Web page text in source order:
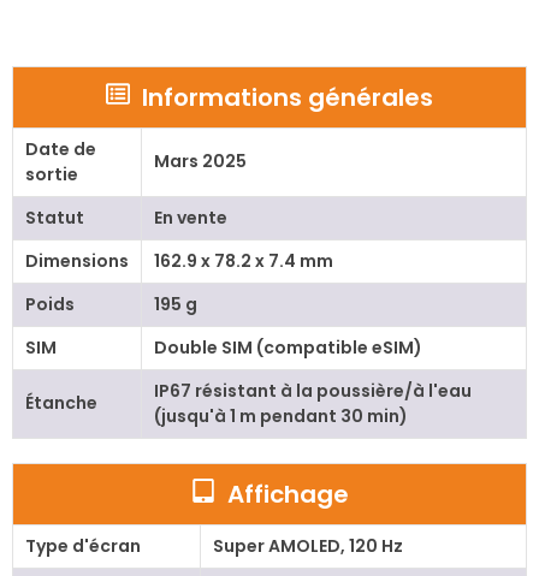
Informations générales
Date de
sortie
Mars 2025
Statut
En vente
Dimensions
162.9 x 78.2 x 7.4 mm
Poids
195 g
SIM
Double SIM (compatible eSIM)
Étanche
IP67 résistant à la poussière/à l'eau
(jusqu'à 1 m pendant 30 min)
Affichage
Type d'écran
Super AMOLED, 120 Hz